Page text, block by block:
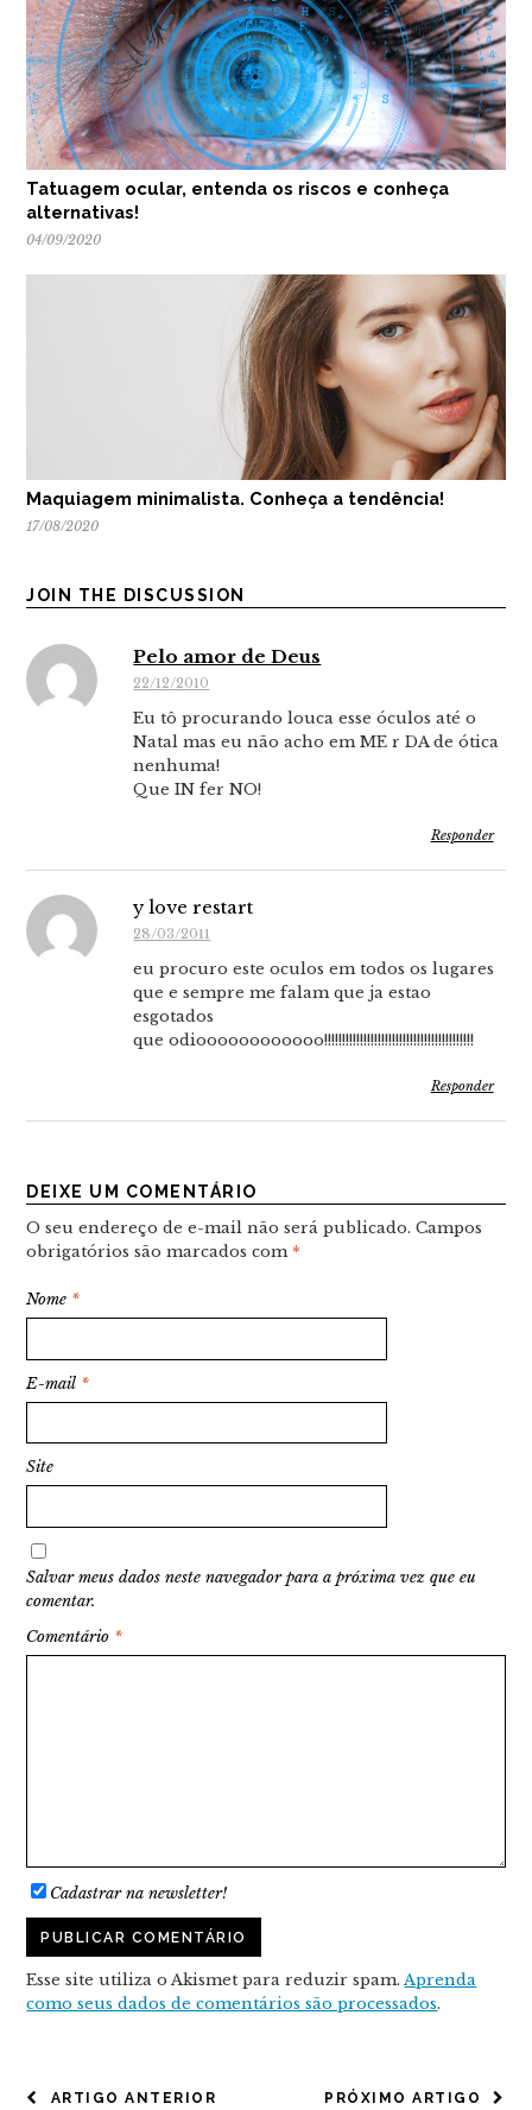
Tatuagem ocular, entenda os riscos e conheça
alternativas!
04/09/2020
Maquiagem minimalista. Conheça a tendência!
17/08/2020
JOIN THE DISCUSSION
Pelo amor de Deus
22/12/2010
Eu tô procurando louca esse óculos até o
Natal mas eu não acho em ME r DA de ótica
nenhuma!
Que IN fer NO!
Responder
y love restart
28/03/2011
eu procuro este oculos em todos os lugares
que e sempre me falam que ja estao
esgotados
que odioooooooooooo!!!!!!!!!!!!!!!!!!!!!!!!!!!!!!!!!!!!!!!!!!
Responder
DEIXE UM COMENTÁRIO
O seu endereço de e-mail não será publicado. Campos
obrigatórios são marcados com *
Nome *
E-mail *
Site
Salvar meus dados neste navegador para a próxima vez que eu
comentar.
Comentário *
Cadastrar na newsletter!
Esse site utiliza o Akismet para reduzir spam.Aprenda
como seus dados de comentários são processados.
NAVEGAÇÃO PRÓXIMO ARTIGO
ARTIGO ANTERIOR